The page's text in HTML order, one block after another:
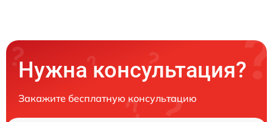
Нужна консультация?
Закажите бесплатную консультацию